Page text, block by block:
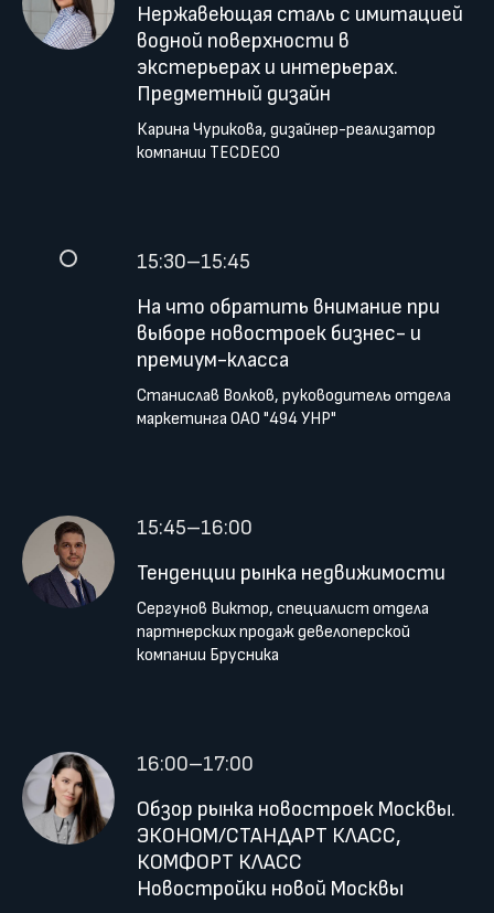
Нержавеющая сталь с имитацией
водной поверхности в
экстерьерах и интерьерах.
Предметный дизайн
Карина Чурикова, дизайнер-реализатор
компании TECDECO
15:30–15:45
На что обратить внимание при
выборе новостроек бизнес- и
премиум-класса
Станислав Волков, руководитель отдела
маркетинга ОАО "494 УНР"
15:45–16:00
Тенденции рынка недвижимости
Сергунов Виктор, специалист отдела
партнерских продаж девелоперской
компании Брусника
16:00–17:00
Обзор рынка новостроек Москвы.
ЭКОНОМ/СТАНДАРТ КЛАСС,
КОМФОРТ КЛАСС
Новостройки новой Москвы